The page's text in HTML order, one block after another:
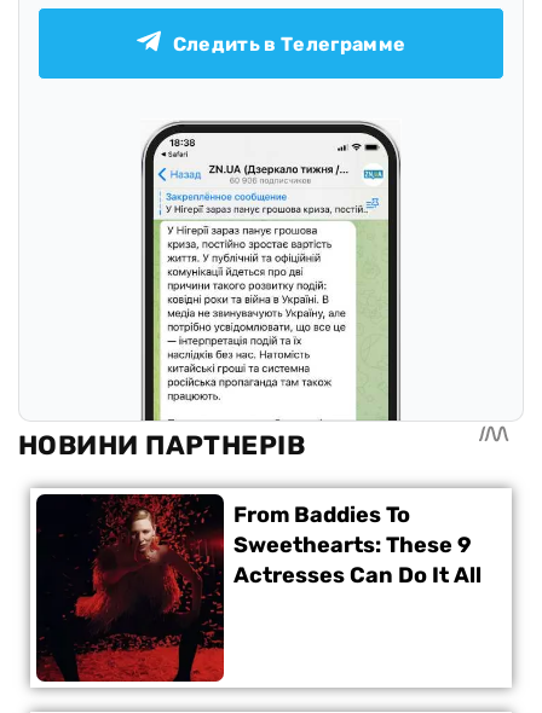
Следить в Телеграмме